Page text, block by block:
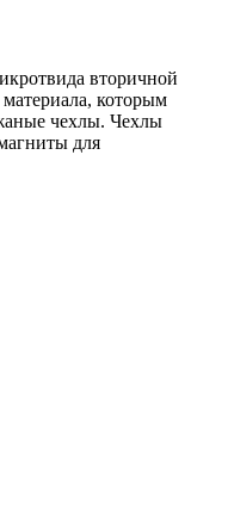
вторичной
которым
чехлы. Чехлы
для